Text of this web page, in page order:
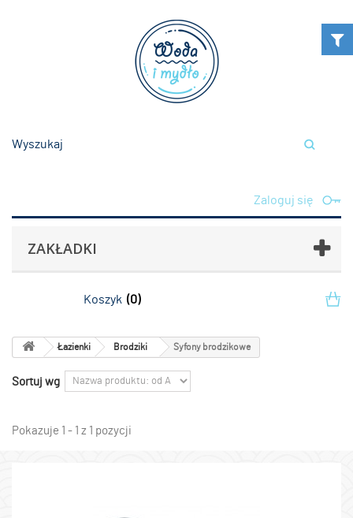
Zaloguj się
ZAKŁADKI
Koszyk (0)
Łazienki Brodziki Syfony brodzikowe
Sortuj wg
Pokazuje 1 - 1 z 1 pozycji